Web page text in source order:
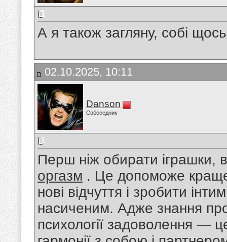
А я також загляну, собі
02.10.2025, 10:11
Danson
Собеседник
Перш ніж обирати іграшки,
оргазм . Це допоможе краще
нові відчуття і зробити
насиченим. Адже знання про
психології задоволення —